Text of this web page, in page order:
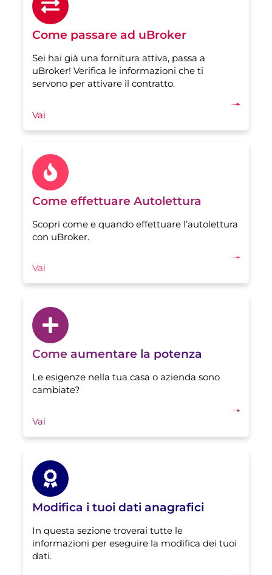
Come passare ad uBroker
Sei hai già una fornitura attiva, passa a
uBroker! Verifica le informazioni che ti
servono per attivare il contratto.
Vai
Come effettuare Autolettura
Scopri come e quando effettuare l’autolettura
con uBroker.
Vai
Come aumentare la potenza
Le esigenze nella tua casa o azienda sono
cambiate?
Vai
Modifica i tuoi dati anagrafici
In questa sezione troverai tutte le
informazioni per eseguire la modifica dei tuoi
dati.